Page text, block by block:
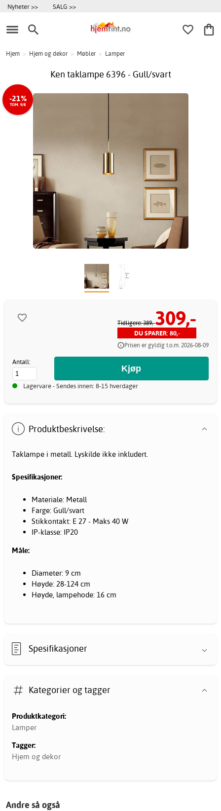
Nyheter >> SALG >>
Hjem > Hjem og dekor > Møbler > Lamper
Ken taklampe 6396 - Gull/svart
-21%
TOM. 9/8
Tidligere: 389,-309,-
DU SPARER: 80,-
Prisen er gyldig t.o.m. 2026-08-09
Antall:
Lagervare - Sendes innen: 8-15 hverdager
Produktbeskrivelse:
Taklampe i metall. Lyskilde ikke inkludert.
Spesifikasjoner:
Materiale: Metall
Farge: Gull/svart
Stikkontakt: E 27 - Maks 40 W
IP-klasse: IP20
Måle:
Diameter: 9 cm
Høyde: 28-124 cm
Høyde, lampehode: 16 cm
Spesifikasjoner
Kategorier og tagger
Produktkategori:
Lamper
Tagger:
Hjem og dekor
Andre så også